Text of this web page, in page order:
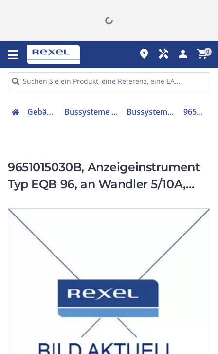
place handyman person shopping_cart0
Gebäudetechnik Bussysteme & Komponenten Bussystem-Displayanzeige 9651015030B
9651015030B, Anzeigeinstrument
Typ EQB 96, an Wandler 5/10A,